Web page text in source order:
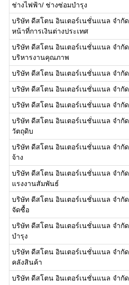
ช่างไฟฟ้า/ ช่างซ่อมบำรุง
บริษัท ดีสโตน อินเตอร์เนชั่นแนล จำกัด
หน้าที่การเงินต่างประเทศ
บริษัท ดีสโตน อินเตอร์เนชั่นแนล จำกัด
บริหารงานคุณภาพ
บริษัท ดีสโตน อินเตอร์เนชั่นแนล จำกัด
บริษัท ดีสโตน อินเตอร์เนชั่นแนล จำกัด
บริษัท ดีสโตน อินเตอร์เนชั่นแนล จำกัด
บริษัท ดีสโตน อินเตอร์เนชั่นแนล จำกัด
วัตถุดิบ
บริษัท ดีสโตน อินเตอร์เนชั่นแนล จำกัด
จ้าง
บริษัท ดีสโตน อินเตอร์เนชั่นแนล จำกัด
แรงงานสัมพันธ์
บริษัท ดีสโตน อินเตอร์เนชั่นแนล จำกัด
จัดซื้อ
บริษัท ดีสโตน อินเตอร์เนชั่นแนล จำกัด
บำรุง
บริษัท ดีสโตน อินเตอร์เนชั่นแนล จำกัด
คลังสินค้า
บริษัท ดีสโตน อินเตอร์เนชั่นแนล จำกัด